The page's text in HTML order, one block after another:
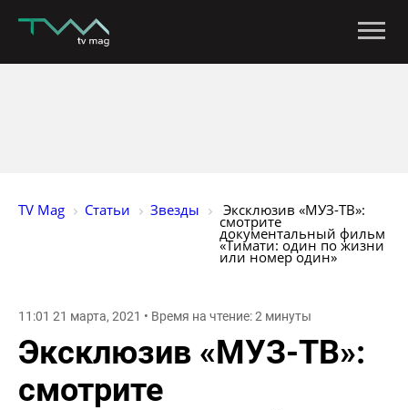
TV Mag Статьи Звезды
смотрите
документальный фильм
«Тимати: один по жизни
или номер один»
11:01 21 марта, 2021 • Время на чтение: 2 минуты
Эксклюзив «МУЗ-ТВ»:
смотрите